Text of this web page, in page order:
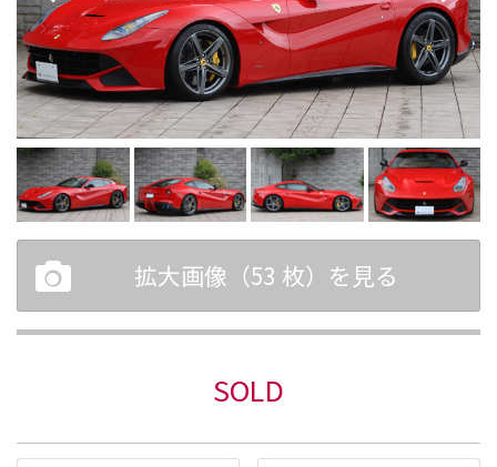
拡大画像（53 枚）を見る
SOLD